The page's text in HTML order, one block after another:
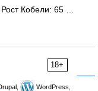
Кобели: 65 …
18+
WordPress,